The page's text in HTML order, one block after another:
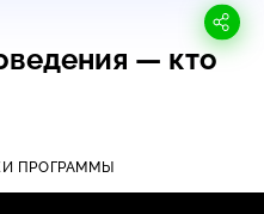
— кто
ПРОГРАММЫ